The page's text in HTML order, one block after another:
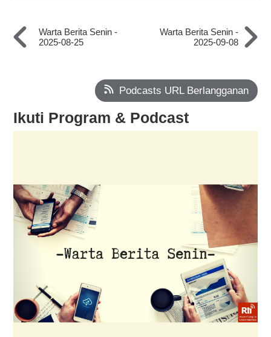
Warta Berita Senin -
2025-08-25
Warta Berita Senin -
2025-09-08
Podcasts URL Berlangganan
Ikuti Program & Podcast